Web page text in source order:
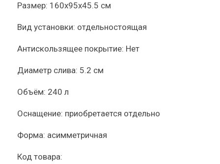
Размер: 160x95x45.5 см
Вид установки: отдельностоящая
Антискользящее покрытие: Нет
Диаметр слива: 5.2 см
Объём: 240 л
Оснащение: приобретается отдельно
Форма: асимметричная
Код товара: